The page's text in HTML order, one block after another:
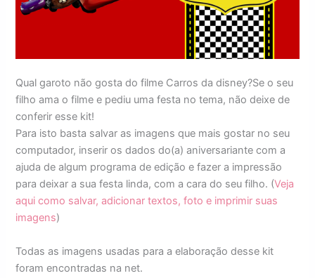
Qual garoto não gosta do filme Carros da disney?Se o seu
filho ama o filme e pediu uma festa no tema, não deixe de
conferir esse kit!
Para isto basta salvar as imagens que mais gostar no seu
computador, inserir os dados do(a) aniversariante com a
ajuda de algum programa de edição e fazer a impressão
para deixar a sua festa linda, com a cara do seu filho. (Veja
aqui como salvar, adicionar textos, foto e imprimir suas
imagens)
Todas as imagens usadas para a elaboração desse kit
foram encontradas na net.